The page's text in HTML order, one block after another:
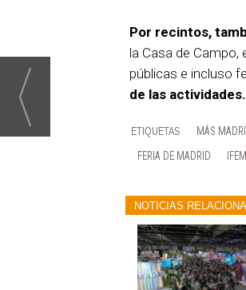
Por recintos,
la Casa de Campo,
públicas e incluso
de las actividades.
MÁS
FERIA DE MADRID
NOTICIAS